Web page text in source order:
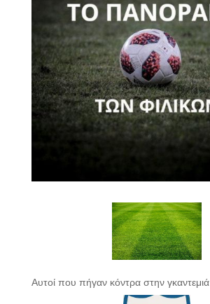
Αυτοί που πήγαν κόντρα στην γκαντεμιά